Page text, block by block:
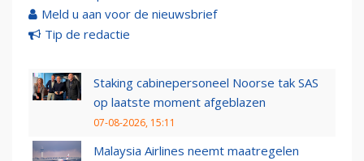
Meld u aan voor de nieuwsbrief
Tip de redactie
Staking cabinepersoneel Noorse tak SAS
op laatste moment afgeblazen
07-08-2026, 15:11
Malaysia Airlines neemt maatregelen